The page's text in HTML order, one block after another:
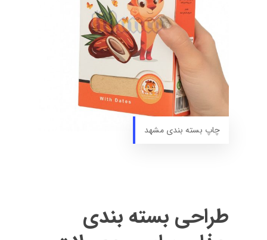
چاپ بسته بندی مشهد
طراحی بسته بندی